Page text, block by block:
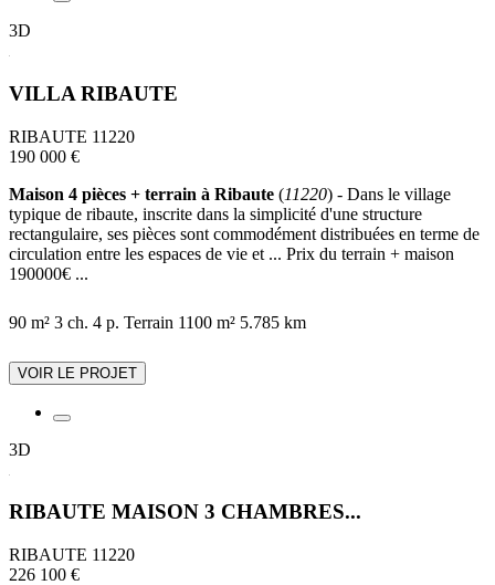
3D
VILLA RIBAUTE
RIBAUTE 11220
190 000 €
Maison 4 pièces + terrain à Ribaute (11220) - Dans le village
typique de ribaute, inscrite dans la simplicité d'une structure
rectangulaire, ses pièces sont commodément distribuées en terme de
circulation entre les espaces de vie et ... Prix du terrain + maison
190000€ ...
90 m² 3 ch. 4 p. Terrain 1100 m² 5.785 km
VOIR LE PROJET
3D
RIBAUTE MAISON 3 CHAMBRES...
RIBAUTE 11220
226 100 €